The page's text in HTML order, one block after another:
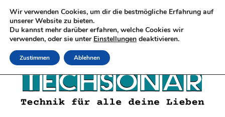
Wir verwenden Cookies, um dir die bestmögliche Erfahrung auf
unserer Website zu bieten.
Du kannst mehr darüber erfahren, welche Cookies wir
verwenden, oder sie unter Einstellungen deaktivieren.
Zustimmen Ablehnen